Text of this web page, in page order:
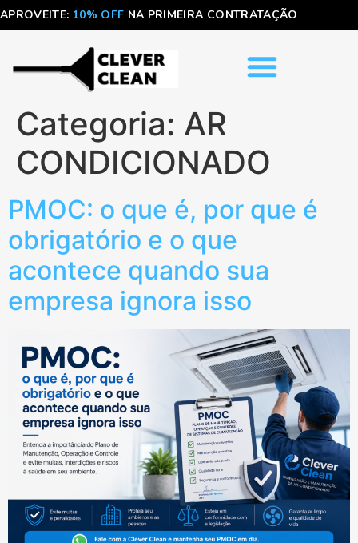
APROVEITE: 10% OFF NA PRIMEIRA CONTRATAÇÃO
Categoria: AR
CONDICIONADO
PMOC: o que é, por que é
obrigatório e o que
acontece quando sua
empresa ignora isso